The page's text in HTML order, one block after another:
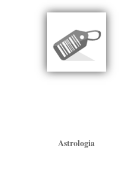
Astrologia